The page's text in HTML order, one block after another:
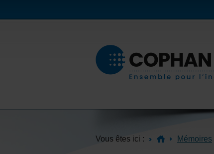
Vous êtes ici : Mémoires